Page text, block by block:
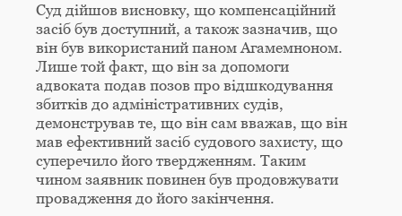
Суд дійшов висновку, що компенсаційний
засіб був доступний, а також зазначив, що
він був використаний паном Агамемноном.
Лише той факт, що він за допомоги
адвоката подав позов про відшкодування
збитків до адміністративних судів,
демонстрував те, що він сам вважав, що він
мав ефективний засіб судового захисту, що
суперечило його твердженням. Таким
чином заявник повинен був продовжувати
провадження до його закінчення.